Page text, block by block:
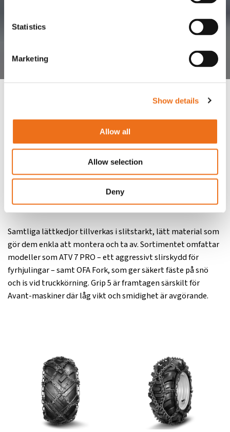
Statistics
Marketing
Show details
Allow all
Allow selection
Deny
fyrhjulingar, truckar och mindre maskiner. Kedjorna är
utvecklade för att ge säkert grepp och stabil gång på hårda
underlag – utan att kompromissa med komfort eller
hanterbarhet.
Samtliga lättkedjor tillverkas i slitstarkt, lätt material som
gör dem enkla att montera och ta av. Sortimentet omfattar
modeller som ATV 7 PRO – ett aggressivt slirskydd för
fyrhjulingar – samt OFA Fork, som ger säkert fäste på snö
och is vid truckkörning. Grip 5 är framtagen särskilt för
Avant-maskiner där låg vikt och smidighet är avgörande.